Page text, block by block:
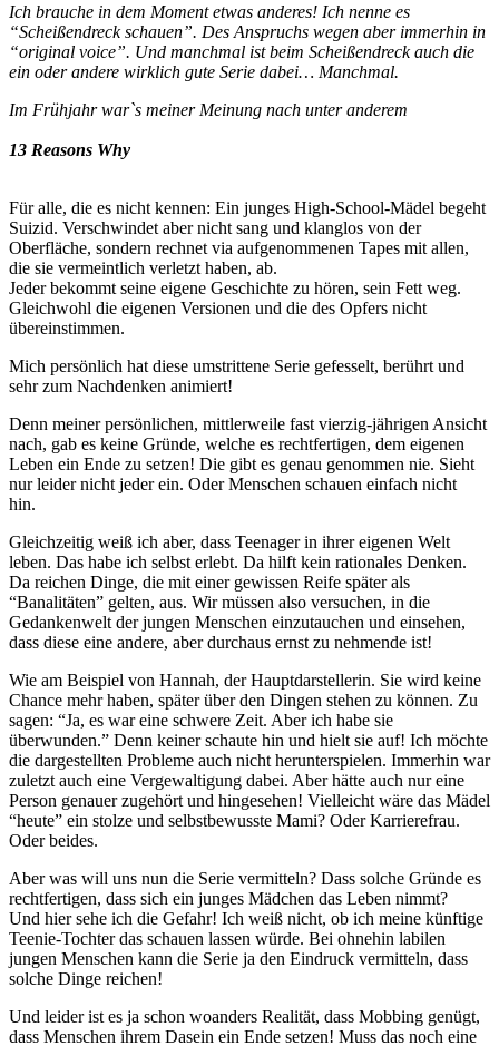
Ich brauche in dem Moment etwas anderes! Ich nenne es
“Scheißendreck schauen”. Des Anspruchs wegen aber immerhin in
“original voice”. Und manchmal ist beim Scheißendreck auch die
ein oder andere wirklich gute Serie dabei… Manchmal.
Im Frühjahr war`s meiner Meinung nach unter anderem
13 Reasons Why
Für alle, die es nicht kennen: Ein junges High-School-Mädel begeht
Suizid. Verschwindet aber nicht sang und klanglos von der
Oberfläche, sondern rechnet via aufgenommenen Tapes mit allen,
die sie vermeintlich verletzt haben, ab.
Jeder bekommt seine eigene Geschichte zu hören, sein Fett weg.
Gleichwohl die eigenen Versionen und die des Opfers nicht
übereinstimmen.
Mich persönlich hat diese umstrittene Serie gefesselt, berührt und
sehr zum Nachdenken animiert!
Denn meiner persönlichen, mittlerweile fast vierzig-jährigen Ansicht
nach, gab es keine Gründe, welche es rechtfertigen, dem eigenen
Leben ein Ende zu setzen! Die gibt es genau genommen nie. Sieht
nur leider nicht jeder ein. Oder Menschen schauen einfach nicht
hin.
Gleichzeitig weiß ich aber, dass Teenager in ihrer eigenen Welt
leben. Das habe ich selbst erlebt. Da hilft kein rationales Denken.
Da reichen Dinge, die mit einer gewissen Reife später als
“Banalitäten” gelten, aus. Wir müssen also versuchen, in die
Gedankenwelt der jungen Menschen einzutauchen und einsehen,
dass diese eine andere, aber durchaus ernst zu nehmende ist!
Wie am Beispiel von Hannah, der Hauptdarstellerin. Sie wird keine
Chance mehr haben, später über den Dingen stehen zu können. Zu
sagen: “Ja, es war eine schwere Zeit. Aber ich habe sie
überwunden.” Denn keiner schaute hin und hielt sie auf! Ich möchte
die dargestellten Probleme auch nicht herunterspielen. Immerhin war
zuletzt auch eine Vergewaltigung dabei. Aber hätte auch nur eine
Person genauer zugehört und hingesehen! Vielleicht wäre das Mädel
“heute” ein stolze und selbstbewusste Mami? Oder Karrierefrau.
Oder beides.
Aber was will uns nun die Serie vermitteln? Dass solche Gründe es
rechtfertigen, dass sich ein junges Mädchen das Leben nimmt?
Und hier sehe ich die Gefahr! Ich weiß nicht, ob ich meine künftige
Teenie-Tochter das schauen lassen würde. Bei ohnehin labilen
jungen Menschen kann die Serie ja den Eindruck vermitteln, dass
solche Dinge reichen!
Und leider ist es ja schon woanders Realität, dass Mobbing genügt,
dass Menschen ihrem Dasein ein Ende setzen! Muss das noch eine